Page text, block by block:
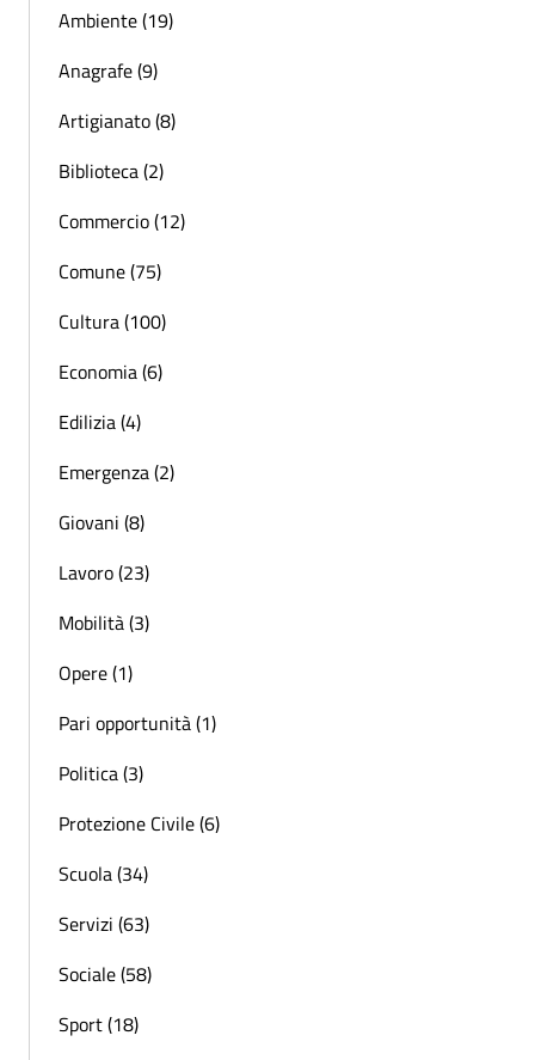
Ambiente (19)
Anagrafe (9)
Artigianato (8)
Biblioteca (2)
Commercio (12)
Comune (75)
Cultura (100)
Economia (6)
Edilizia (4)
Emergenza (2)
Giovani (8)
Lavoro (23)
Mobilità (3)
Opere (1)
Pari opportunità (1)
Politica (3)
Protezione Civile (6)
Scuola (34)
Servizi (63)
Sociale (58)
Sport (18)